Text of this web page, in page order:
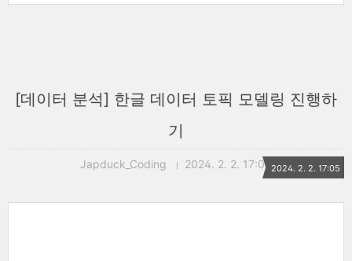
[데이터 분석] 한글 데이터 토픽 모델링 진행하
기
Japduck_Coding 2024. 2. 2. 17:05 2024. 2. 2. 17:05